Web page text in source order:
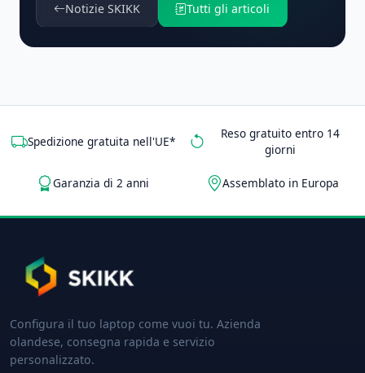
Notizie SKIKK Tutti gli articoli
Spedizione gratuita nell'UE*
Reso gratuito entro 14
giorni
Garanzia di 2 anni Assemblato in Europa
Configura il tuo laptop come vuoi tu. Azienda
olandese, consegna rapida e servizio
personalizzato.